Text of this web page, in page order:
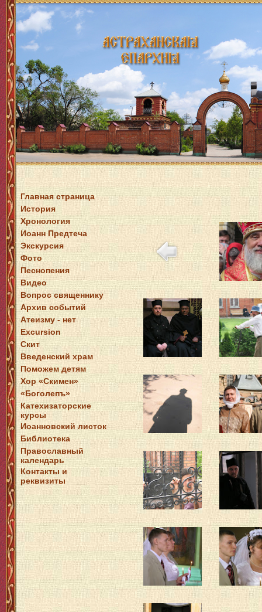
Главная страница
История
Хронология
Иоанн Предтеча
Экскурсия
Фото
Песнопения
Видео
Вопрос священнику
Архив событий
Атеизму - нет
Excursion
Скит
Введенский храм
Поможем детям
Хор «Скимен»
«Боголепъ»
Катехизаторские
курсы
Иоанновский листок
Библиотека
Православный
календарь
Контакты и
реквизиты